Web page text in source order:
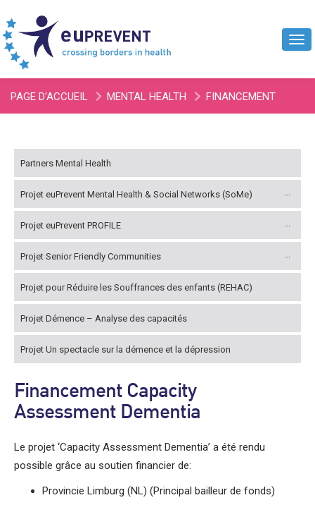
PAGE D'ACCUEIL MENTAL HEALTH FINANCEMENT
Partners Mental Health
Projet euPrevent Mental Health & Social Networks (SoMe)
Projet euPrevent PROFILE
Projet Senior Friendly Communities
Projet pour Réduire les Souffrances des enfants (REHAC)
Projet Démence – Analyse des capacités
Projet Un spectacle sur la démence et la dépression
Financement Capacity
Assessment Dementia
Le projet ‘Capacity Assessment Dementia’ a été rendu
possible grâce au soutien financier de:
Provincie Limburg (NL) (Principal bailleur de fonds)